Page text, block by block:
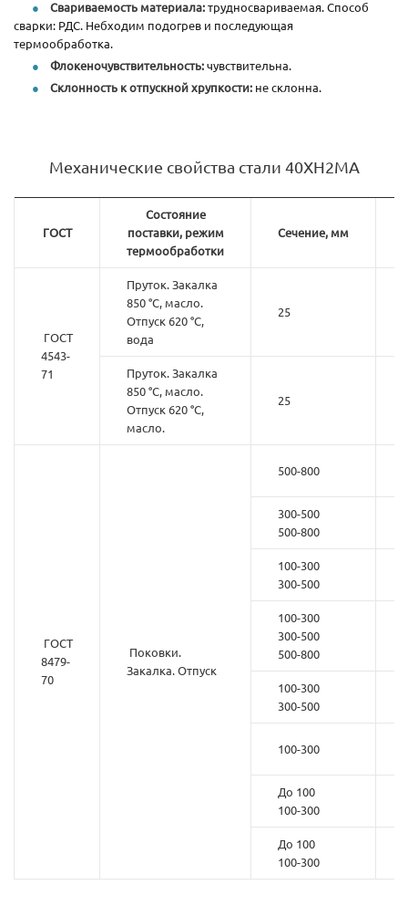
Свариваемость материала:трудносвариваемая. Способ
сварки: РДС. Небходим подогрев и последующая
термообработка.
Флокеночувствительность:чувствительна.
Склонность к отпускной хрупкости: не склонна.
Механические свойства стали 40ХН2МА
ГОСТ
Состояние
поставки, режим
термообработки
Сечение, мм
ГОСТ
4543-
71
Пруток. Закалка
850 °С, масло.
Отпуск 620 °С,
вода
25
Пруток. Закалка
850 °С, масло.
Отпуск 620 °С,
масло.
25
ГОСТ
8479-
70
Поковки.
Закалка. Отпуск
500-800
300-500
500-800
100-300
300-500
100-300
300-500
500-800
100-300
300-500
100-300
До 100
100-300
До 100
100-300